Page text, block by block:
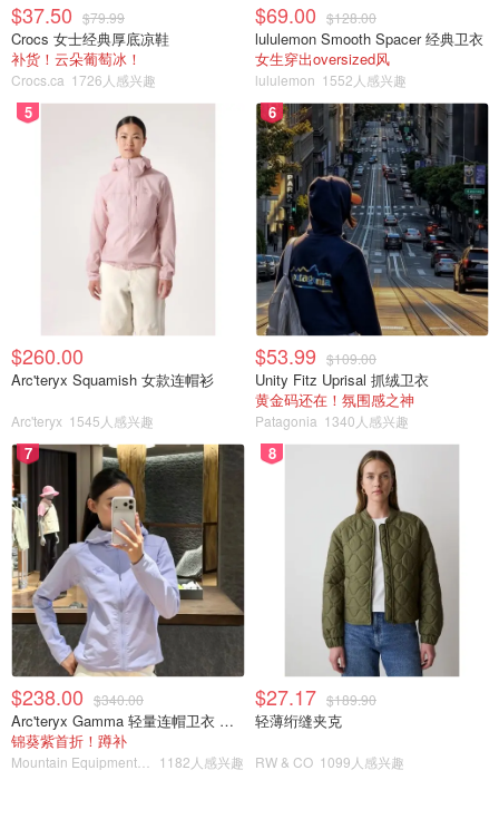
相片来自Mochacha 版权属于原作者
👩🏻‍🦰120 毫克的速溶咖啡，來加深我的发色．
相片来自Mochacha 版权属于原作者
$37.50 $79.99
Crocs 女士经典厚底凉鞋
补货！云朵葡萄冰！
Crocs.ca 1726人感兴趣
$69.00 $128.00
lululemon Smooth Spacer 经典卫衣
女生穿出oversized风
lululemon 1552人感兴趣
5
$260.00
Arc'teryx Squamish 女款连帽衫
Arc'teryx 1545人感兴趣
6
$53.99 $109.00
Unity Fitz Uprisal 抓绒卫衣
黄金码还在！氛围感之神
Patagonia 1340人感兴趣
7
$238.00 $340.00
Arc'teryx Gamma 轻量连帽卫衣 女款
锦葵紫首折！蹲补
1182人感兴趣
8
$27.17 $189.90
轻薄绗缝夹克
RW & CO 1099人感兴趣